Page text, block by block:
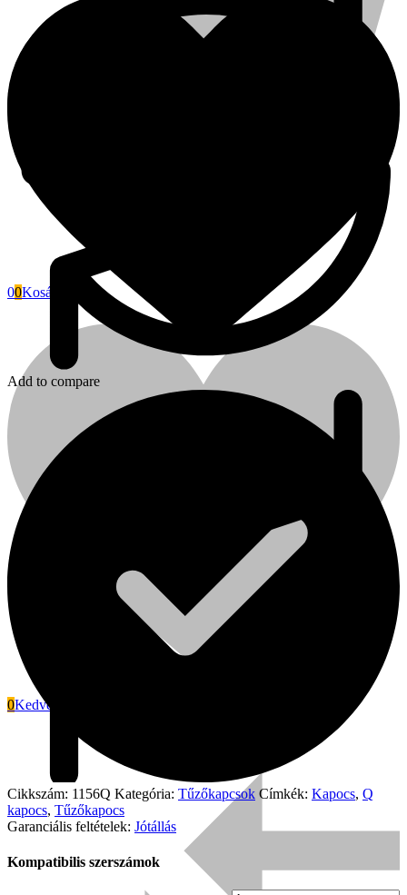
Signode
00Kosár
0Kedvenc
mennyiség
Add to compare
Cikkszám: 1156Q Kategória: Tűzőkapcsok Címkék: Kapocs, Q
kapocs, Tűzőkapocs
Garanciális feltételek: Jótállás
Kompatibilis szerszámok